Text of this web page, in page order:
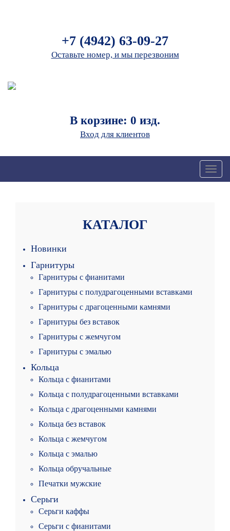
+7 (4942) 63-09-27
Оставьте номер, и мы перезвоним
В корзине: 0 изд.
Вход для клиентов
Toggle
КАТАЛОГ
Новинки
Гарнитуры
Гарнитуры с фианитами
Гарнитуры с полудрагоценными вставками
Гарнитуры с драгоценными камнями
Гарнитуры без вставок
Гарнитуры с жемчугом
Гарнитуры с эмалью
Кольца
Кольца с фианитами
Кольца с полудрагоценными вставками
Кольца с драгоценными камнями
Кольца без вставок
Кольца с жемчугом
Кольца с эмалью
Кольца обручальные
Печатки мужские
Серьги
Серьги каффы
Серьги с фианитами